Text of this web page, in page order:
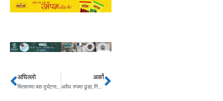
Prev
अघिल्लो
चितवनमा बस दुर्घटना ः एकको मृत्यु, १८ जना घाइते
अर्को
अवैध रुपमा ढुङा, गिट्टी निकाल्ने चार सवारी नियन्त्रणमा Next